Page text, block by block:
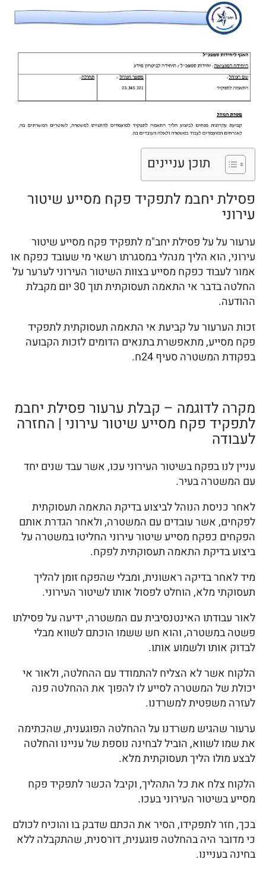
תוכן עניינים
פסילת יחבמ לתפקיד פקח מסייע שיטור
עירוני
ערעור על על פסילת יחב"מ לתפקיד פקח מסייע שיטור
עירוני, הוא הליך מנהלי במסגרתו רשאי מי שעובד כפקח או
אמור לעבוד כפקח מסייע בצוות השיטור העירוני לערער על
החלטה בדבר אי התאמה תעסוקתית תוך 30 יום מקבלת
ההודעה.
זכות הערעור על קביעת אי התאמה תעסוקתית לתפקיד
פקח מסייע, מתאפשרת בתנאים הדומים לזכות הקבועה
בפקודת המשטרה סעיף 24ח.
מקרה לדוגמה – קבלת ערעור פסילת יחבמ
לתפקיד פקח מסייע שיטור עירוני | החזרה
לעבודה
עניין לנו בפקח בשיטור העירוני עכו, אשר עבד שנים יחד
עם המשטרה בעיר.
לאחר כניסת הנוהל לביצוע בדיקת התאמה תעסוקתית
לפקחים, אשר עובדים עם המשטרה, ולאחר הגדרת אותם
הפקחים כפקח מסייע שיטור עירוני החליטו במשטרה על
ביצוע בדיקת התאמה תעסוקתית לפקח.
מיד לאחר בדיקה ראשונית, ומבלי שהפקח זומן להליך
תעסוקתי מלא, הוחלט לפסול אותו לשיטור העירוני.
לאור עבודתו האינטנסיבית עם המשטרה, ידיעה על פסילתו
פשטה במשטרה, והוא חש ששמו הוכתם לשווא מבלי
לבדוק אותו ולשמוע אותו.
הלקוח אשר לא הצליח להתמודד עם ההחלטה, ולאור אי
יכולת של המשטרה לסייע לו להפוך את ההחלטה פנה
לעזרה משפטית למשרדנו.
ערעור שהגיש משרדנו על ההחלטה הפוגענית, שהכתימה
את שמו לשווא, הוביל לבחינה נוספת של עניינו והחלטה
לבצע מולו הליך תעסוקתית מלא.
הלקוח צלח את כל התהליך, וקיבל הכשר לתפקיד פקח
מסייע בשיטור העירוני בעכו.
בכך, חזר לתפקידו, הסיר את הכתם שדבק בו והוכיח לכולם
כי מדובר היה בהחלטה פוגענית, דורסנית, שהתקבלה ללא
בחינה בעניינו.